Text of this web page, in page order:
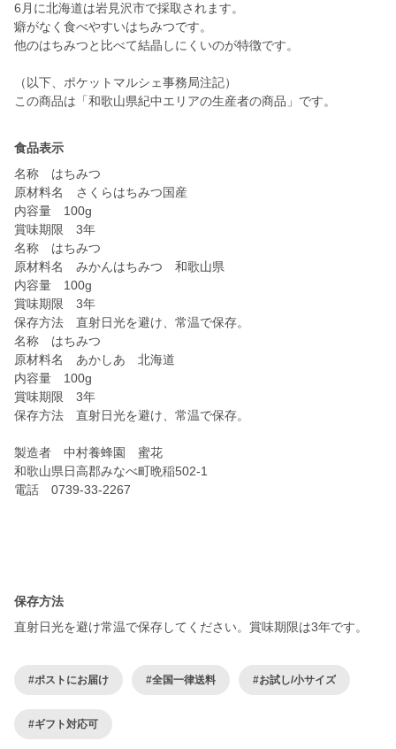
6月に北海道は岩見沢市で採取されます。
癖がなく食べやすいはちみつです。
他のはちみつと比べて結晶しにくいのが特徴です。
（以下、ポケットマルシェ事務局注記）
この商品は「和歌山県紀中エリアの生産者の商品」です。
食品表示
名称 はちみつ
原材料名 さくらはちみつ国産
内容量 100g
賞味期限 3年
名称 はちみつ
原材料名 みかんはちみつ 和歌山県
内容量 100g
賞味期限 3年
保存方法 直射日光を避け、常温で保存。
名称 はちみつ
原材料名 あかしあ 北海道
内容量 100g
賞味期限 3年
保存方法 直射日光を避け、常温で保存。
製造者 中村養蜂園 蜜花
和歌山県日高郡みなべ町晩稲502-1
電話 0739-33-2267
保存方法
直射日光を避け常温で保存してください。賞味期限は3年です。
#ポストにお届け #全国一律送料 #お試し/小サイズ
#ギフト対応可